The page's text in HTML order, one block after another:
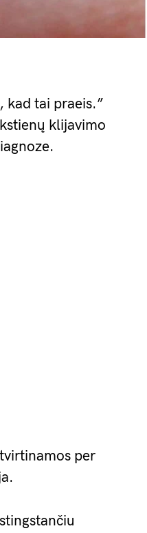
kad tai praeis.”
klijavimo
per